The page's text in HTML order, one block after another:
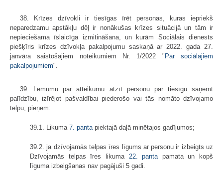
38. Krīzes dzīvokli ir tiesīgas īrēt personas, kuras iepriekš
neparedzamu apstākļu dēļ ir nonākušas krīzes situācijā un tām ir
nepieciešama īslaicīga izmitināšana, un kurām Sociālais dienests
piešķīris krīzes dzīvokļa pakalpojumu saskaņā ar 2022. gada 27.
janvāra saistošajiem noteikumiem Nr. 1/2022 " Par sociālajiem
pakalpojumiem".
39. Lēmumu par atteikumu atzīt personu par tiesīgu saņemt
palīdzību, izīrējot pašvaldībai piederošo vai tās nomāto dzīvojamo
telpu, pieņem:
39.1. Likuma 7. pantapiektajā daļā minētajos gadījumos;
39.2. ja dzīvojamās telpas īres līgums ar personu ir izbeigts uz
Dzīvojamās telpas īres likuma 22. pantapamata un kopš
līguma izbeigšanas nav pagājuši 5 gadi.